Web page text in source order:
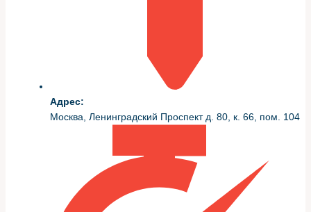
Причина Частый ход работ
Фронтальный формы,
стапеле, замена секции
Отслоение
металла,
перфорация
Вырезание поражённых
зон, вварка заплат,
антикоррозионная
Адрес:
Москва, Ленинградский Проспект д. 80, к. 66, пом. 104